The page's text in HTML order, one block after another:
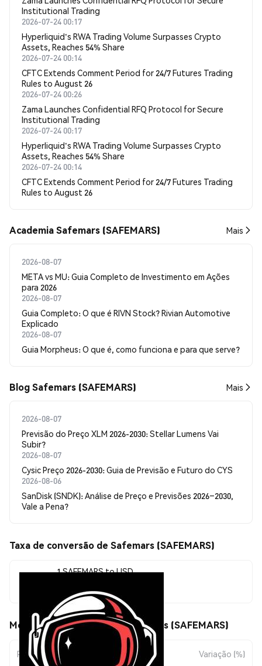
Institutional Trading
2026-07-24 00:17
Hyperliquid's RWA Trading Volume Surpasses Crypto
Assets, Reaches 54% Share
2026-07-24 00:14
CFTC Extends Comment Period for 24/7 Futures Trading
Rules to August 26
2026-07-24 00:26
Zama Launches Confidential RFQ Protocol for Secure
Institutional Trading
2026-07-24 00:17
Hyperliquid's RWA Trading Volume Surpasses Crypto
Assets, Reaches 54% Share
2026-07-24 00:14
CFTC Extends Comment Period for 24/7 Futures Trading
Rules to August 26
Academia Safemars (SAFEMARS) Mais
2026-08-07
META vs MU: Guia Completo de Investimento em Ações
para 2026
2026-08-07
Guia Completo: O que é RIVN Stock? Rivian Automotive
Explicado
2026-08-07
Guia Morpheus: O que é, como funciona e para que serve?
Blog Safemars (SAFEMARS) Mais
2026-08-07
Previsão do Preço XLM 2026-2030: Stellar Lumens Vai
Subir?
2026-08-07
Cysic Preço 2026-2030: Guia de Previsão e Futuro do CYS
2026-08-06
SanDisk (SNDK): Análise de Preço e Previsões 2026–2030,
Vale a Pena?
Taxa de conversão de Safemars (SAFEMARS)
1 SAFEMARS to USD
$0.0<sub>8</sub>5796
Movimentos de preço de Safemars (SAFEMARS)
Período Variação do Valor Variação (%)